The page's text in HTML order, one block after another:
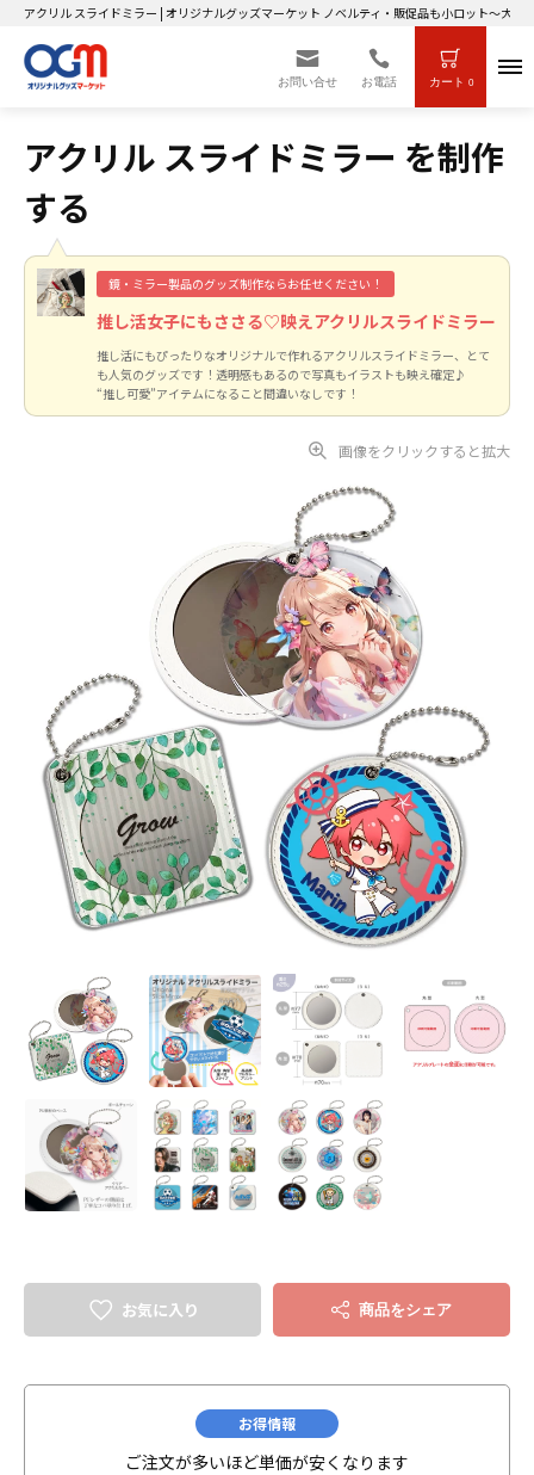
アクリル スライドミラー | オリジナルグッズマーケット ノベルティ・販促品も小ロット～大ロ
お問い合せ お電話 カート 0
アクリル スライドミラー を制作
する
鏡・ミラー製品のグッズ制作ならお任せください！
推し活女子にもささる♡映えアクリルスライドミラー
推し活にもぴったりなオリジナルで作れるアクリルスライドミラー、とて
も人気のグッズです！透明感もあるので写真もイラストも映え確定♪
“推し可愛”アイテムになること間違いなしです！
画像をクリックすると拡大
お気に入り 商品をシェア
お得情報
ご注文が多いほど単価が安くなります